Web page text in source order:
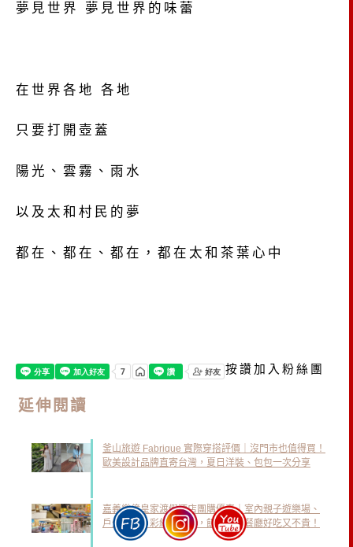
夢見世界 夢見世界的味蕾
在世界各地 各地
只要打開壺蓋
陽光、雲霧、雨水
以及太和村民的夢
都在、都在、都在，都在太和茶葉心中
按讚加入粉絲團
延伸閱讀
釜山旅遊 Fabrique 實際穿搭評價｜沒門市也值得買！
歐美設計品牌直寄台灣，夏日洋裝、包包一次分享
嘉義樂億皇家渡假酒店團購優惠｜室內親子遊樂場、
戶外泳池、彩繪主題房，飯店飲茶餐廳好吃又不貴！